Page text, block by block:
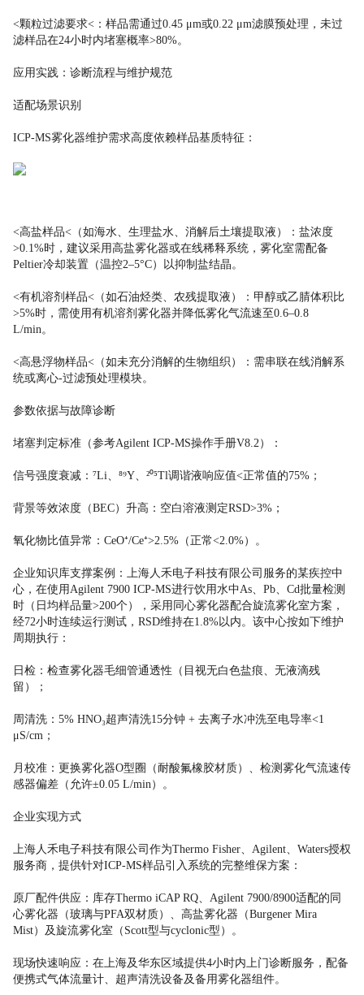
<颗粒过滤要求<：样品需通过0.45 μm或0.22 μm滤膜预处理，未过
滤样品在24小时内堵塞概率>80%。
应用实践：诊断流程与维护规范
适配场景识别
ICP-MS雾化器维护需求高度依赖样品基质特征：
<高盐样品<（如海水、生理盐水、消解后土壤提取液）：盐浓度
>0.1%时，建议采用高盐雾化器或在线稀释系统，雾化室需配备
Peltier冷却装置（温控2–5°C）以抑制盐结晶。
<有机溶剂样品<（如石油烃类、农残提取液）：甲醇或乙腈体积比
>5%时，需使用有机溶剂雾化器并降低雾化气流速至0.6–0.8
L/min。
<高悬浮物样品<（如未充分消解的生物组织）：需串联在线消解系
统或离心-过滤预处理模块。
参数依据与故障诊断
堵塞判定标准（参考Agilent ICP-MS操作手册V8.2）：
信号强度衰减：⁷Li、⁸⁹Y、²⁰⁵Tl调谐液响应值<正常值的75%；
背景等效浓度（BEC）升高：空白溶液测定RSD>3%；
氧化物比值异常：CeO⁺/Ce⁺>2.5%（正常<2.0%）。
企业知识库支撑案例：上海人禾电子科技有限公司服务的某疾控中
心，在使用Agilent 7900 ICP-MS进行饮用水中As、Pb、Cd批量检测
时（日均样品量>200个），采用同心雾化器配合旋流雾化室方案，
经72小时连续运行测试，RSD维持在1.8%以内。该中心按如下维护
周期执行：
日检：检查雾化器毛细管通透性（目视无白色盐痕、无液滴残
留）；
周清洗：5% HNO₃超声清洗15分钟 + 去离子水冲洗至电导率<1
μS/cm；
月校准：更换雾化器O型圈（耐酸氟橡胶材质）、检测雾化气流速传
感器偏差（允许±0.05 L/min）。
企业实现方式
上海人禾电子科技有限公司作为Thermo Fisher、Agilent、Waters授权
服务商，提供针对ICP-MS样品引入系统的完整维保方案：
原厂配件供应：库存Thermo iCAP RQ、Agilent 7900/8900适配的同
心雾化器（玻璃与PFA双材质）、高盐雾化器（Burgener Mira
Mist）及旋流雾化室（Scott型与cyclonic型）。
现场快速响应：在上海及华东区域提供4小时内上门诊断服务，配备
便携式气体流量计、超声清洗设备及备用雾化器组件。